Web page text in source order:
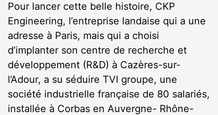
Pour lancer cette belle histoire, CKP
Engineering, l’entreprise landaise qui a une
adresse à Paris, mais qui a choisi
d’implanter son centre de recherche et
développement (R&D) à Cazères-sur-
l’Adour, a su séduire TVI groupe, une
société industrielle française de 80 salariés,
installée à Corbas en Auvergne- Rhône-